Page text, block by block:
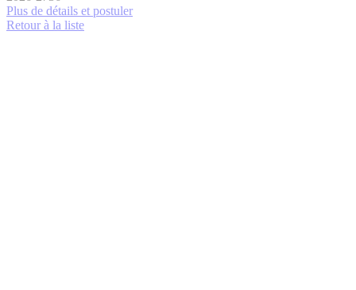
Plus de détails et postuler
Retour à la liste